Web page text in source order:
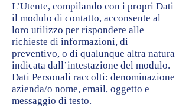
L’Utente, compilando con i propri Dati
il modulo di contatto, acconsente al
loro utilizzo per rispondere alle
richieste di informazioni, di
preventivo, o di qualunque altra natura
indicata dall’intestazione del modulo.
Dati Personali raccolti: denominazione
azienda/o nome, email, oggetto e
messaggio di testo.